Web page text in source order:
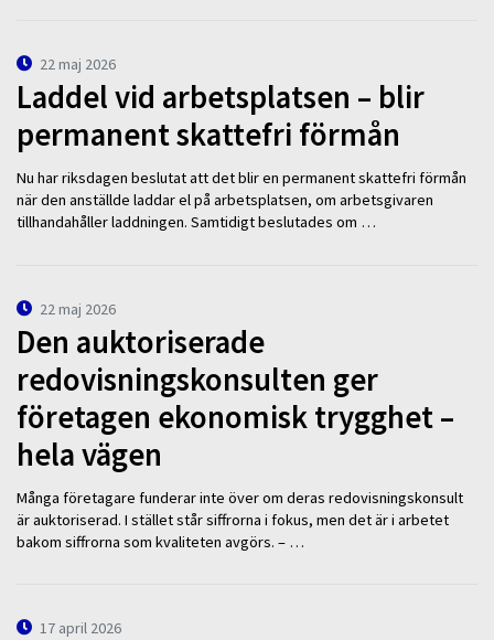
22 maj 2026
Laddel vid arbetsplatsen – blir
permanent skattefri förmån
Nu har riksdagen beslutat att det blir en permanent skattefri förmån
när den anställde laddar el på arbetsplatsen, om arbetsgivaren
tillhandahåller laddningen. Samtidigt beslutades om …
22 maj 2026
Den auktoriserade
redovisningskonsulten ger
företagen ekonomisk trygghet –
hela vägen
Många företagare funderar inte över om deras redovisningskonsult
är auktoriserad. I stället står siffrorna i fokus, men det är i arbetet
bakom siffrorna som kvaliteten avgörs. – …
17 april 2026